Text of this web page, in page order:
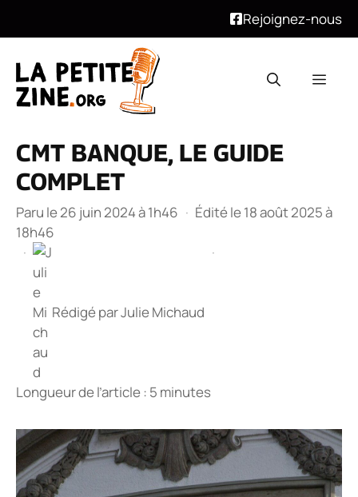
Rejoignez-nous
contenu
CMT BANQUE, LE GUIDE
COMPLET
Paru le 26 juin 2024 à 1h46 · Édité le 18 août 2025 à
18h46
·
Rédigé parJulie Michaud
·
Longueur de l’article : 5 minutes